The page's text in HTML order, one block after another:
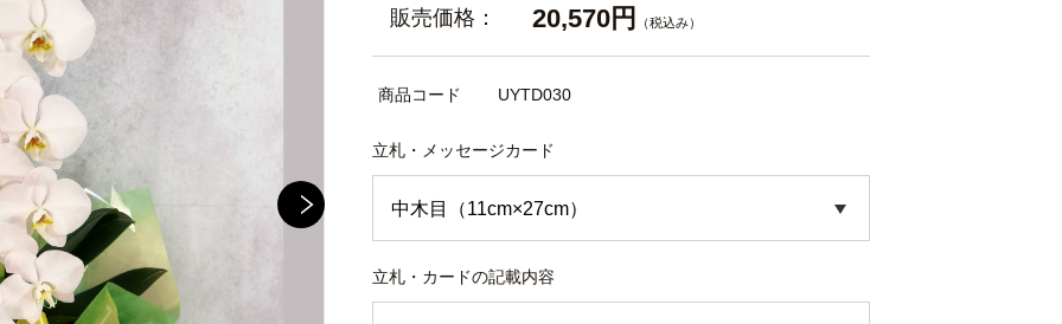
販売価格： 20,570円 （税込み）
商品コード UYTD030
立札・メッセージカード
立札・カードの記載内容